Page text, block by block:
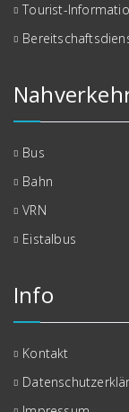
Tourist-
Bus
Bahn
VRN
Eistalbus
Info
Kontakt